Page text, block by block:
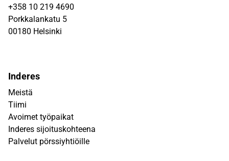
+358 10 219 4690
Porkkalankatu 5
00180 Helsinki
Inderes
Meistä
Tiimi
Avoimet työpaikat
Inderes sijoituskohteena
Palvelut pörssiyhtiöille